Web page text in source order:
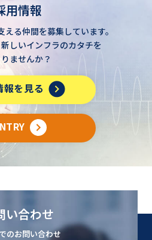
用情報
る仲間を募集しています。
しいインフラのカタチを
ませんか？
報を見る
い合わせ
のお問い合わせ